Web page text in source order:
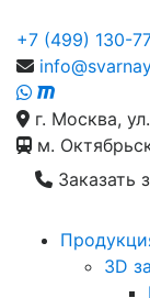
+7 (499) 130-
г. Москва,
м.
Заказать
3D